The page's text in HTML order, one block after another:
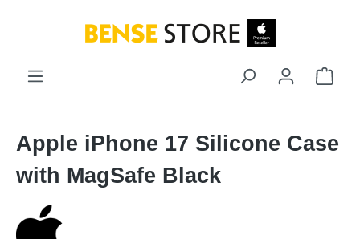
Apple iPhone 17 Silicone Case
with MagSafe Black